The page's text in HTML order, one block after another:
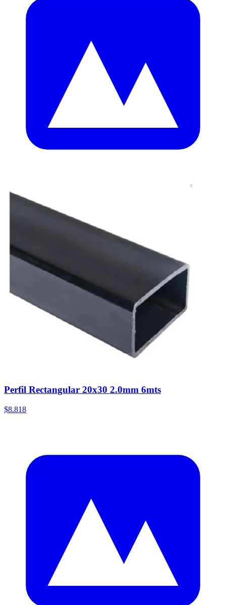
Perfil Rectangular 20x30 2.0mm 6mts
$8.818